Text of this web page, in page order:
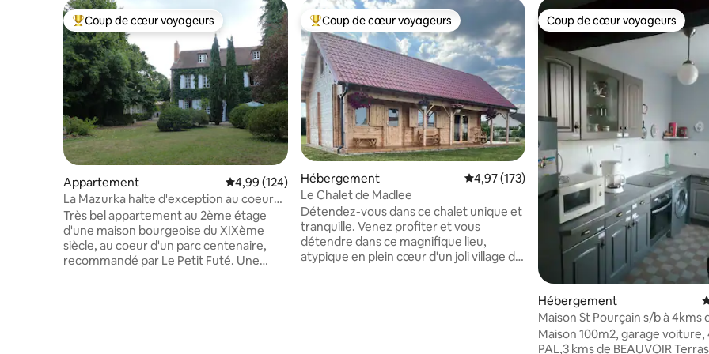
Coups de cœur voyageurs les plus appréciés
Coup de cœur voyageurs
Appartement Évaluation moyenne sur la base de 124 commentaires : 4,99 sur 5
4,99 (124)
La Mazurka halte d'exception au coeur
de Moulins
Très bel appartement au 2ème étage
d'une maison bourgeoise du XIXème
siècle, au coeur d'un parc centenaire,
recommandé par Le Petit Futé. Une
Coups de cœur voyageurs les plus appréciés
Coup de cœur voyageurs
Hébergement Évaluation moyenne sur la base de 173
4,97 (173)
Le Chalet de Madlee
Détendez-vous dans ce chalet unique et
tranquille. Venez profiter et vous
détendre dans ce magnifique lieu,
atypique en plein cœur d'un joli village de
Coup de cœur voyageurs
Coup de cœur voyageurs
Hébergement
Maison St Pourçain s/b à 4kms
PAL
Maison 100m2, garage voiture,
PAL,3 kms de BEAUVOIR Terrasse,salon